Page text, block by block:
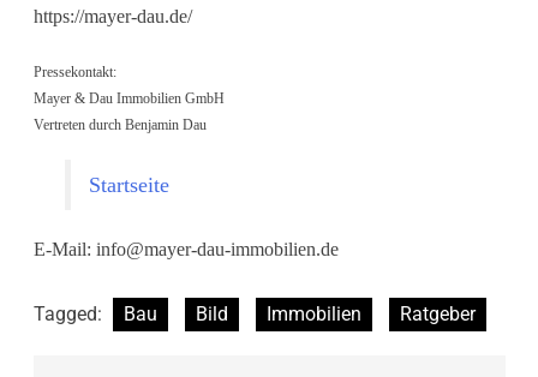
https://mayer-dau.de/
Pressekontakt:
Mayer & Dau Immobilien GmbH
Vertreten durch Benjamin Dau
Startseite
E-Mail: info@mayer-dau-immobilien.de
Tagged: Bau Bild Immobilien Ratgeber